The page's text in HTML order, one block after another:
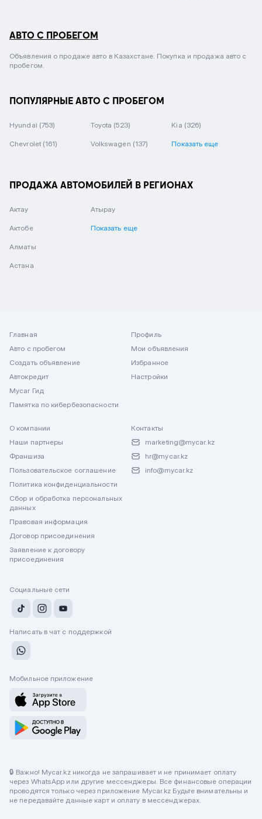
АВТО С ПРОБЕГОМ
Объявления о продаже авто в Казахстане. Покупка и продажа авто с
пробегом.
ПОПУЛЯРНЫЕ АВТО С ПРОБЕГОМ
Hyundai (753) Toyota (523) Kia (326)
Chevrolet (161) Volkswagen (137) Показать еще
ПРОДАЖА АВТОМОБИЛЕЙ В РЕГИОНАХ
Актау
Актобе
Алматы
Астана
Атырау
Показать еще
Главная
Авто с пробегом
Создать объявление
Автокредит
Mycar Гид
Памятка по кибербезопасности
Профиль
Мои объявления
Избранное
Настройки
О компании
Наши партнеры
Франшиза
Пользовательское соглашение
Политика конфиденциальности
Сбор и обработка персональных
данных
Правовая информация
Договор присоединения
Заявление к договору
присоединения
Контакты
marketing@mycar.kz
hr@mycar.kz
info@mycar.kz
Социальные сети
Написать в чат с поддержкой
Мобильное приложение
🔒 Важно! Mycar.kz никогда не запрашивает и не принимает оплату
через WhatsApp или другие мессенджеры. Все финансовые операции
проводятся только через приложение Mycar.kz Будьте внимательны и
не передавайте данные карт и оплату в мессенджерах.